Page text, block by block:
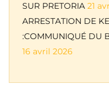
SUR PRETORIA 21
ARRESTATION DE
:COMMUNIQUÉ DU
16 avril 2026